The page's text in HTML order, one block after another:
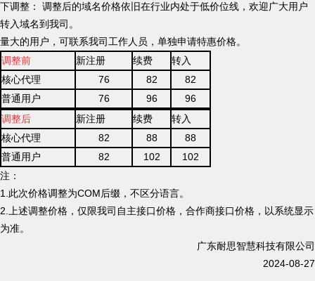
下调整： 调整后的域名价格依旧在行业内处于低价位线，欢迎广大用户
转入域名到我司。
量大的用户，可联系我司工作人员，单独申请特惠价格。
调整前
新注册 续费
转入
核心代理
76 82
82
普通用户
76 96
96
调整后
新注册 续费
转入
核心代理
82 88
88
普通用户
82 102
102
注：
1.此次价格调整为COM后缀，不区分语言。
2.上述调整价格，仅限我司自主接口价格，合作商接口价格，以系统显示
为准。
广东耐思智慧科技有限公司
2024-08-27